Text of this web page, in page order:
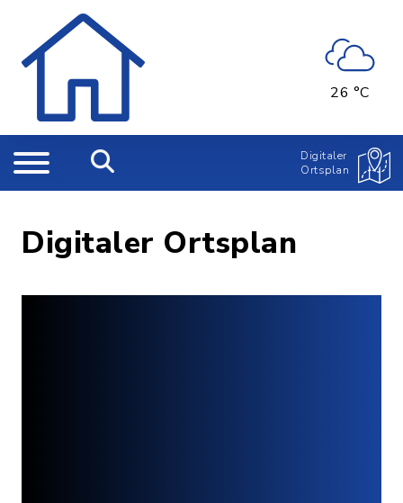
26 °C
Digitaler
Ortsplan
Digitaler Ortsplan